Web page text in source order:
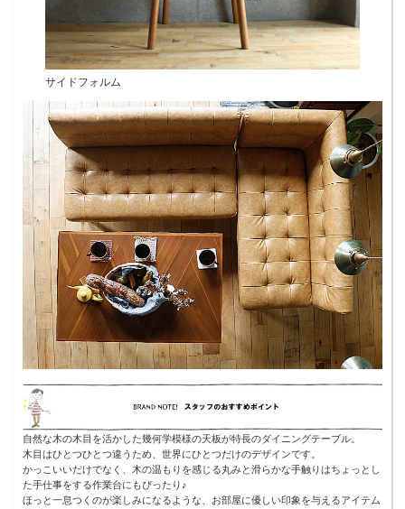
サイドフォルム
自然な木の木目を活かした幾何学模様の天板が特長のダイニングテーブル。
木目はひとつひとつ違うため、世界にひとつだけのデザインです。
かっこいいだけでなく、木の温もりを感じる丸みと滑らかな手触りはちょっとし
た手仕事をする作業台にもぴったり♪
ほっと一息つくのが楽しみになるような、お部屋に優しい印象を与えるアイテム